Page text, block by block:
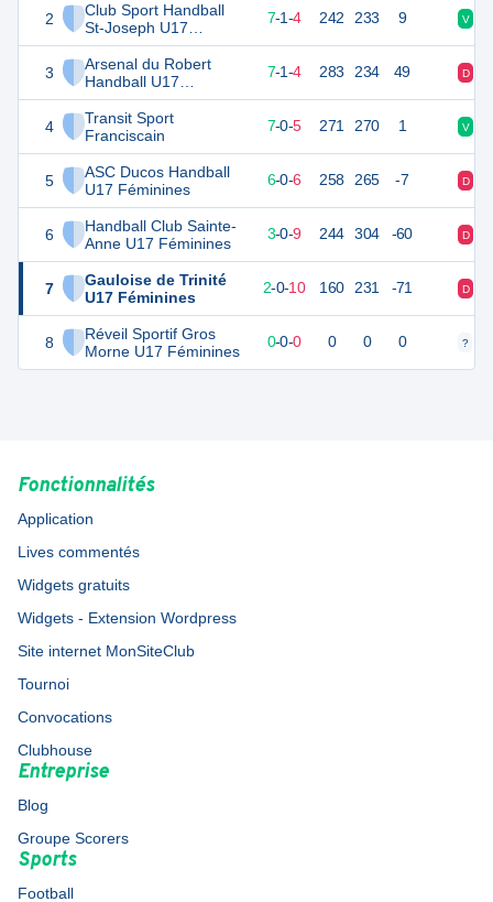
2
Club Sport Handball
St-Joseph U17
Féminines
3
Arsenal du Robert
Handball U17
Féminines
4
Transit Sport
Franciscain
5
ASC Ducos Handball
U17 Féminines
6
Handball Club Sainte-
Anne U17 Féminines
7
Gauloise de Trinité
U17 Féminines
8
Réveil Sportif Gros
Morne U17 Féminines
27 7-1-4 242 233 9 V
26 7-1-4 283 234 49 D
7-0-5 271 270 1 V
24 12 6-0-6 258 265 -7 D
17 12 3-0-9 244 304 -60 D
16 2-0-10 160 231 -71 D
0 0-0-0 0 0 0 ?
Fonctionnalités
Application
Lives commentés
Widgets gratuits
Widgets - Extension Wordpress
Site internet MonSiteClub
Tournoi
Convocations
Clubhouse
Entreprise
Blog
Groupe Scorers
Sports
Football